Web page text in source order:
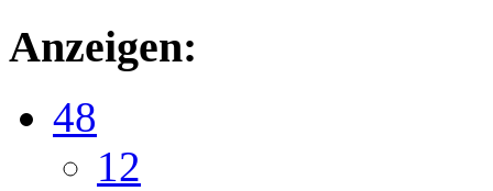
Anzeigen:
48
12